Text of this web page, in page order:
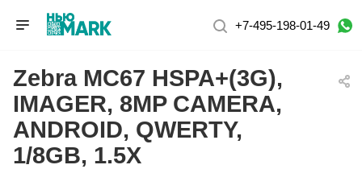
+7-495-198-01-49
Zebra MC67 HSPA+(3G),
IMAGER, 8MP CAMERA,
ANDROID, QWERTY,
1/8GB, 1.5X